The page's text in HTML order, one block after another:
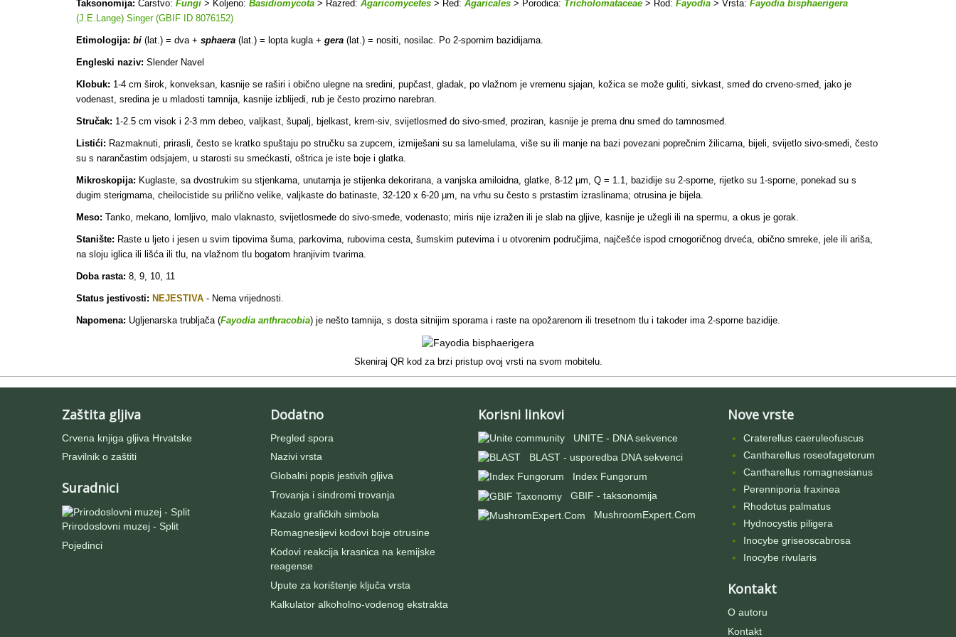
Taksonomija: Carstvo: Fungi > Koljeno: Basidiomycota > Razred: Agaricomycetes > Red: Agaricales > Porodica: Tricholomataceae > Rod: Fayodia > Vrsta: Fayodia bisphaerigera
(J.E.Lange) Singer (GBIF ID 8076152)
Etimologija: bi (lat.) = dva + sphaera (lat.) = lopta kugla + gera (lat.) = nositi, nosilac. Po 2-spornim bazidijama.
Engleski naziv: Slender Navel
Klobuk: 1-4 cm širok, konveksan, kasnije se raširi i obično ulegne na sredini, pupčast, gladak, po vlažnom je vremenu sjajan, kožica se može guliti, sivkast, smeđ do crveno-smeđ, jako je
vodenast, sredina je u mladosti tamnija, kasnije izblijedi, rub je često prozirno narebran.
Stručak: 1-2.5 cm visok i 2-3 mm debeo, valjkast, šupalj, bjelkast, krem-siv, svijetlosmeđ do sivo-smeđ, proziran, kasnije je prema dnu smeđ do tamnosmeđ.
Listići: Razmaknuti, prirasli, često se kratko spuštaju po stručku sa zupcem, izmiješani su sa lamelulama, više su ili manje na bazi povezani poprečnim žilicama, bijeli, svijetlo sivo-smeđi, često
su s narančastim odsjajem, u starosti su smećkasti, oštrica je iste boje i glatka.
Mikroskopija: Kuglaste, sa dvostrukim su stjenkama, unutarnja je stijenka dekorirana, a vanjska amiloidna, glatke, 8-12 µm, Q = 1.1, bazidije su 2-sporne, rijetko su 1-sporne, ponekad su s
dugim sterigmama, cheilocistide su prilično velike, valjkaste do batinaste, 32-120 x 6-20 µm, na vrhu su često s prstastim izraslinama; otrusina je bijela.
Meso: Tanko, mekano, lomljivo, malo vlaknasto, svijetlosmeđe do sivo-smeđe, vodenasto; miris nije izražen ili je slab na gljive, kasnije je užegli ili na spermu, a okus je gorak.
Stanište: Raste u ljeto i jesen u svim tipovima šuma, parkovima, rubovima cesta, šumskim putevima i u otvorenim područjima, najčešće ispod crnogoričnog drveća, obično smreke, jele ili ariša,
na sloju iglica ili lišća ili tlu, na vlažnom tlu bogatom hranjivim tvarima.
Doba rasta: 8, 9, 10, 11
Status jestivosti: NEJESTIVA - Nema vrijednosti.
Napomena: Ugljenarska trubljača (Fayodia anthracobia) je nešto tamnija, s dosta sitnijim sporama i raste na opožarenom ili tresetnom tlu i također ima 2-sporne bazidije.
Skeniraj QR kod za brzi pristup ovoj vrsti na svom mobitelu.
Zaštita gljiva
Crvena knjiga gljiva Hrvatske
Pravilnik o zaštiti
Suradnici
Prirodoslovni muzej - Split
Pojedinci
Dodatno
Pregled spora
Nazivi vrsta
Globalni popis jestivih gljiva
Trovanja i sindromi trovanja
Kazalo grafičkih simbola
Romagnesijevi kodovi boje otrusine
Kodovi reakcija krasnica na kemijske
reagense
Upute za korištenje ključa vrsta
Kalkulator alkoholno-vodenog ekstrakta
Korisni linkovi
UNITE - DNA sekvence
BLAST - usporedba DNA sekvenci
Index Fungorum
GBIF - taksonomija
MushroomExpert.Com
Nove vrste
Craterellus caeruleofuscus
Cantharellus roseofagetorum
Cantharellus romagnesianus
Perenniporia fraxinea
Rhodotus palmatus
Hydnocystis piligera
Inocybe griseoscabrosa
Inocybe rivularis
Kontakt
O autoru
Kontakt